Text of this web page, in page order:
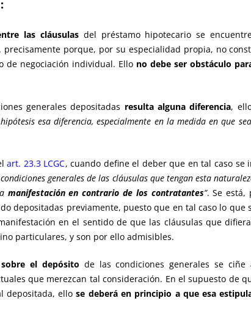
las cláusulas del préstamo hipotecario se
, precisamente porque, por su especialidad propia, no
de negociación individual. Ello no debe ser obstáculo
generales depositadas resulta alguna diferencia,
esa diferencia, especialmente en la medida en que
art. 23.3 LCGC, cuando define el deber que en tal caso
generales de las cláusulas que tengan esta
manifestación en contrario de los contratantes”. Se está,
depositadas previamente, puesto que en tal caso lo que
en el sentido de que las cláusulas que
particulares, y son por ello admisibles.
sobre el depósito de las condiciones generales se
que merezcan tal consideración. En el supuesto de
depositada, ellose deberá en principio a que esa